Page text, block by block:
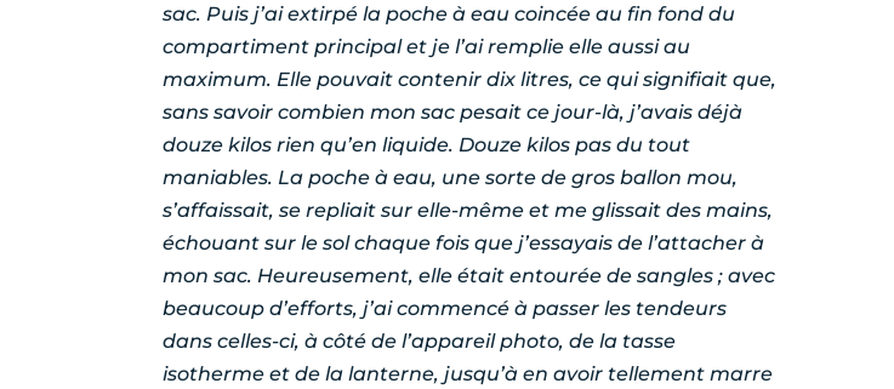
sac. Puis j’ai extirpé la poche à eau coincée au fin fond du
compartiment principal et je l’ai remplie elle aussi au
maximum. Elle pouvait contenir dix litres, ce qui signifiait que,
sans savoir combien mon sac pesait ce jour-là, j’avais déjà
douze kilos rien qu’en liquide. Douze kilos pas du tout
maniables. La poche à eau, une sorte de gros ballon mou,
s’affaissait, se repliait sur elle-même et me glissait des mains,
échouant sur le sol chaque fois que j’essayais de l’attacher à
mon sac. Heureusement, elle était entourée de sangles ; avec
beaucoup d’efforts, j’ai commencé à passer les tendeurs
dans celles-ci, à côté de l’appareil photo, de la tasse
isotherme et de la lanterne, jusqu’à en avoir tellement marre